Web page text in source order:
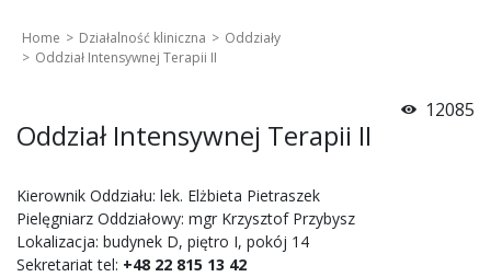
Home Działalność kliniczna
Oddziały
Oddział Intensywnej Terapii II
12085
Oddział Intensywnej Terapii II
Kierownik Oddziału: lek. Elżbieta Pietraszek
Pielęgniarz Oddziałowy: mgr Krzysztof Przybysz
Lokalizacja: budynek D, piętro I, pokój 14
Sekretariat tel: +48 22 815 13 42